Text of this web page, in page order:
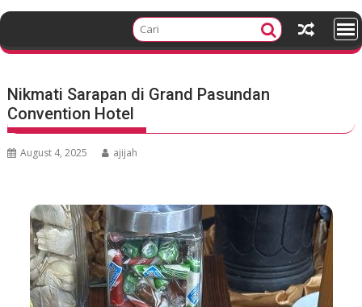
e
t
Nikmati Sarapan di Grand Pasundan
Convention Hotel
August 4, 2025 ajijah